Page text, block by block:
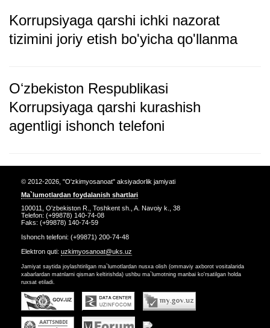
Korrupsiyaga qarshi ichki nazorat
tizimini joriy etish bo'yicha qo'llanma
Oʻzbekiston Respublikasi
Korrupsiyaga qarshi kurashish
agentligi ishonch telefoni
© 2012-2026, "O'zkimyosanoat" aksiyadorlik jamiyati
Ma`lumotlardan foydalanish shartlari
100011, O'zbekiston R., Toshkent sh., A. Navoiy k., 38
Telefon: (+99878) 140-74-08
Faks: (+99878) 140-74-59
Ishonch telefoni: (+99871) 200-74-48
Elektron quti: uzkimyosanoat@uks.uz
Jamiyat saytida joylashtirilgan ma`lumotlardan nusxa olish (ommaviy axborot vositalarida
xabarlardan matnlarni qisman keltirishda) ushbu ma`lumotning manbai ko'rsatilgan holda
ruxsat etiladi.